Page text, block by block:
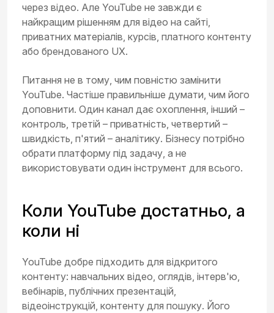
через відео. Але YouTube не завжди є
найкращим рішенням для відео на сайті,
приватних матеріалів, курсів, платного контенту
або брендованого UX.
Питання не в тому, чим повністю замінити
YouTube. Частіше правильніше думати, чим його
доповнити. Один канал дає охоплення, інший –
контроль, третій – приватність, четвертий –
швидкість, п'ятий – аналітику. Бізнесу потрібно
обрати платформу під задачу, а не
використовувати один інструмент для всього.
Коли YouTube достатньо, а
коли ні
YouTube добре підходить для відкритого
контенту: навчальних відео, оглядів, інтерв'ю,
вебінарів, публічних презентацій,
відеоінструкцій, контенту для пошуку. Його